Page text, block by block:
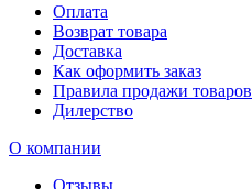
Оплата
Возврат товара
Доставка
Как оформить заказ
Правила продажи товаров
Дилерство
О компании
Отзывы